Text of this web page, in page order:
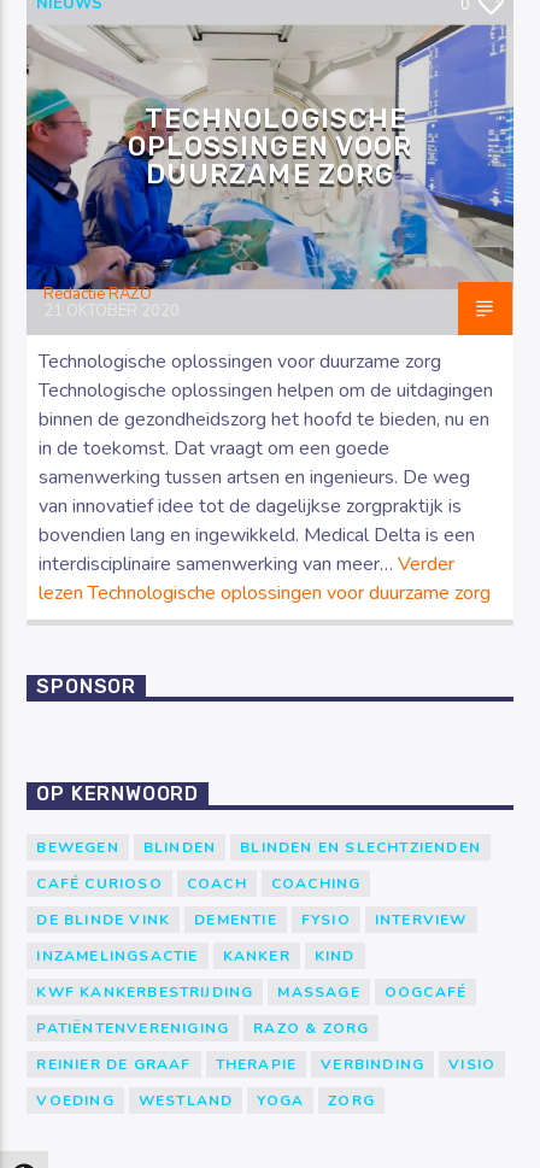
Luister RAZO online
0
TECHNOLOGISCHE
OPLOSSINGEN VOOR
DUURZAME ZORG
Redactie RAZO
21 OKTOBER 2020
Technologische oplossingen voor duurzame zorg
Technologische oplossingen helpen om de uitdagingen
binnen de gezondheidszorg het hoofd te bieden, nu en
in de toekomst. Dat vraagt om een goede
samenwerking tussen artsen en ingenieurs. De weg
van innovatief idee tot de dagelijkse zorgpraktijk is
bovendien lang en ingewikkeld. Medical Delta is een
interdisciplinaire samenwerking van meer…Verder
lezenTechnologische oplossingen voor duurzame zorg
SPONSOR
OP KERNWOORD
BEWEGEN BLINDEN
BLINDEN EN SLECHTZIENDEN
CAFÉ CURIOSO
COACH
COACHING
DE BLINDE VINK
DEMENTIE FYSIO
INTERVIEW
INZAMELINGSACTIE
KANKER
KIND
KWF KANKERBESTRIJDING
MASSAGE
OOGCAFÉ
PATIËNTENVERENIGING
RAZO & ZORG
REINIER DE GRAAF
THERAPIE VERBINDING
VISIO
VOEDING
WESTLAND YOGA ZORG